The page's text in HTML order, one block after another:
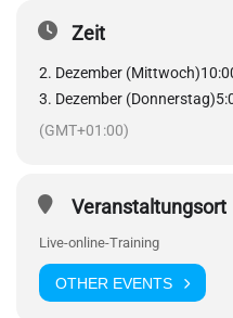
Zeit
2. Dezember (Mittwoch)
3. Dezember (Donnerstag)
(GMT+01:00)
Veranstaltungsort
Live-online-Training
OTHER EVENTS